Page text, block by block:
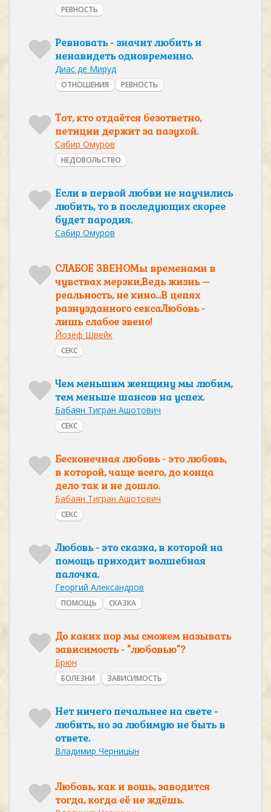
РЕВНОСТЬ
Ревновать - значит любить и
ненавидеть одновременно.
Диас де Мируд
ОТНОШЕНИЯ РЕВНОСТЬ
Тот, кто отдаётся безответно,
петиции держит за пазухой.
Сабир Омуров
НЕДОВОЛЬСТВО
Если в первой любви не научились
любить, то в последующих скорее
будет пародия.
Сабир Омуров
СЛАБОЕ ЗВЕНОМы временами в
чувствах мерзки,Ведь жизнь –
реальность, не кино…В цепях
разнузданного сексаЛюбовь -
лишь слабое звено!
Йозеф Швейк
СЕКС
Чем меньшим женщину мы любим,
тем меньше шансов на успех.
Бабаян Тигран Ашотович
СЕКС
Бесконечная любовь - это любовь,
в которой, чаще всего, до конца
дело так и не дошло.
Бабаян Тигран Ашотович
СЕКС
Любовь - это сказка, в которой на
помощь приходит волшебная
палочка.
Георгий Александров
ПОМОЩЬ СКАЗКА
До каких пор мы сможем называть
зависимость - "любовью"?
Брюн
БОЛЕЗНИ ЗАВИСИМОСТЬ
Нет ничего печальнее на свете -
любить, но за любимую не быть в
ответе.
Владимир Черницын
Любовь, как и вошь, заводится
тогда, когда её не ждёшь.